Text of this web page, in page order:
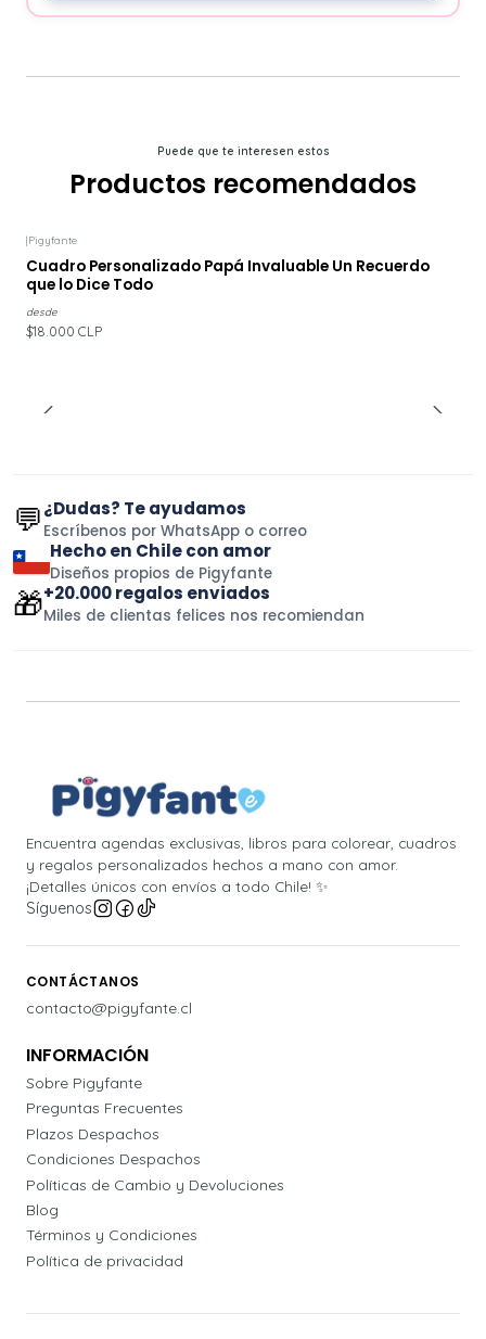
Puede que te interesen estos
Productos recomendados
|Pigyfante
Cuadro Personalizado Papá Invaluable Un Recuerdo
que lo Dice Todo
desde
$18.000 CLP
💬¿Dudas? Te ayudamos
Escríbenos por WhatsApp o correo
Hecho en Chile con amor
Diseños propios de Pigyfante
🎁+20.000 regalos enviados
Miles de clientas felices nos recomiendan
Encuentra agendas exclusivas, libros para colorear, cuadros
y regalos personalizados hechos a mano con amor.
¡Detalles únicos con envíos a todo Chile! ✨
Síguenos
CONTÁCTANOS
contacto@pigyfante.cl
INFORMACIÓN
Sobre Pigyfante
Preguntas Frecuentes
Plazos Despachos
Condiciones Despachos
Políticas de Cambio y Devoluciones
Blog
Términos y Condiciones
Política de privacidad